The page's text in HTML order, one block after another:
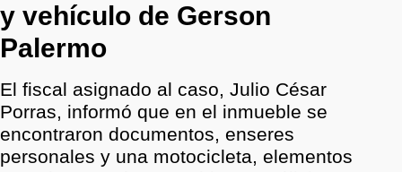
y vehículo de Gerson
Palermo
El fiscal asignado al caso, Julio César
Porras, informó que en el inmueble se
encontraron documentos, enseres
personales y una motocicleta, elementos